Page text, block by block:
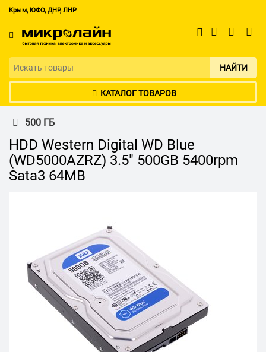
Крым, ЮФО, ДНР, ЛНР
НАЙТИ
КАТАЛОГ ТОВАРОВ
500 ГБ
HDD Western Digital WD Blue
(WD5000AZRZ) 3.5" 500GB 5400rpm
Sata3 64MB